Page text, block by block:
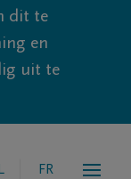
dit te
en
uit te
FR